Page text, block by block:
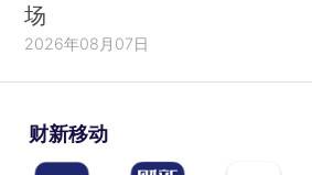
场
2026年08月07日
财新移动